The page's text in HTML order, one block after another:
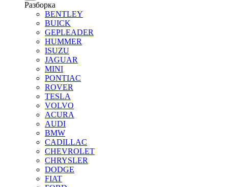
Разборка
BENTLEY
BUICK
GEPLEADER
HUMMER
ISUZU
JAGUAR
MINI
PONTIAC
ROVER
TESLA
VOLVO
ACURA
AUDI
BMW
CADILLAC
CHEVROLET
CHRYSLER
DODGE
FIAT